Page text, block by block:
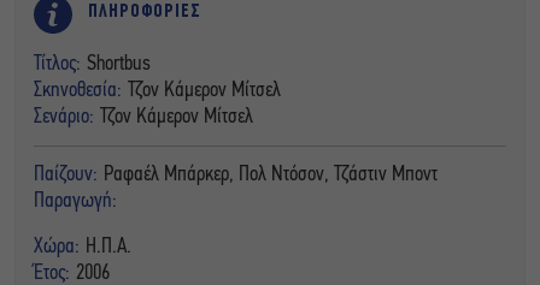
ΠΛΗΡΟΦΟΡΙΕΣ
Τίτλος: Shortbus
Σκηνοθεσία:
Τζον Κάμερον Μίτσελ
Σενάριο:
Τζον Κάμερον Μίτσελ
Παίζουν: Ραφαέλ Μπάρκερ, Πολ Ντόσον, Τζάστιν Μποντ
Παραγωγή:
Χώρα: Η.Π.Α.
Έτος: 2006